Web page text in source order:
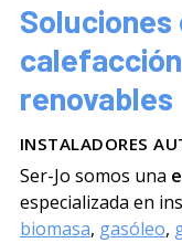
renovables
INSTALADORES
Ser-Jo somos una
especializada en
biomasa, gasóleo,